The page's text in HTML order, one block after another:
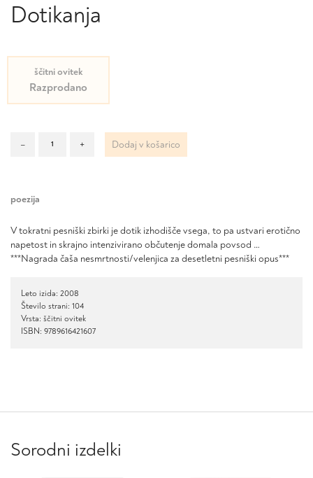
Dotikanja
poezija
V tokratni pesniški zbirki je dotik izhodišče vsega, to pa ustvari erotično
napetost in skrajno intenzivirano občutenje domala povsod …
***Nagrada čaša nesmrtnosti/velenjica za desetletni pesniški opus***
ščitni ovitek
Razprodano
– + Dodaj v košarico
Leto izida: 2008
Število strani: 104
Vrsta: ščitni ovitek
ISBN: 9789616421607
Sorodni izdelki